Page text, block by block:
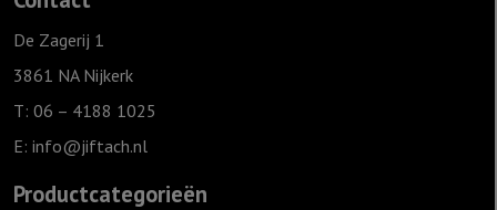
De Zagerij 1
3861 NA Nijkerk
T: 06 – 4188 1025
E: info@jiftach.nl
Productcategorieën